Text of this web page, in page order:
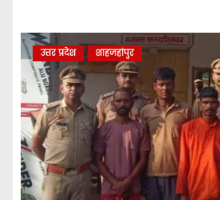
उत्तर प्रदेश शाहजहांपुर